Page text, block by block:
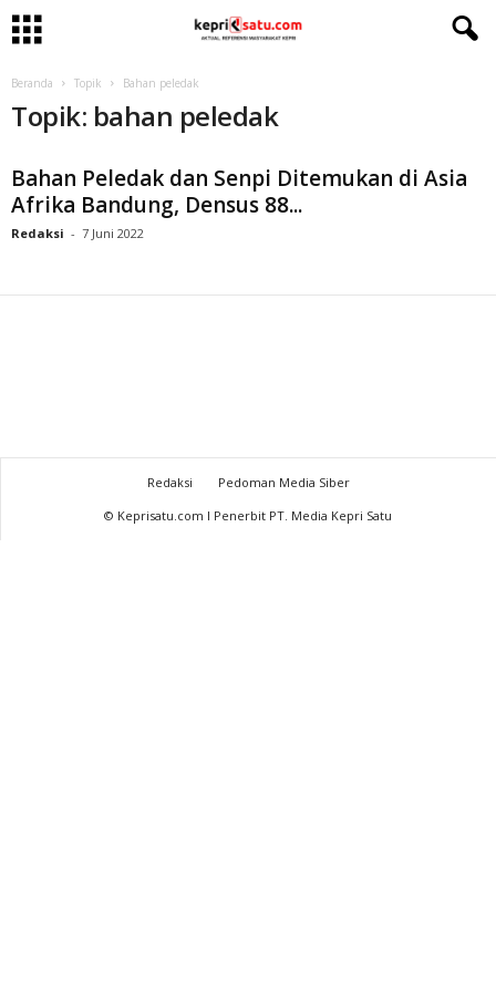
Beranda Topik Bahan peledak
Topik: bahan peledak
Bahan Peledak dan Senpi Ditemukan di Asia
Afrika Bandung, Densus 88...
Redaksi - 7 Juni 2022
Redaksi
Pedoman Media Siber
© Keprisatu.com I Penerbit PT. Media Kepri Satu